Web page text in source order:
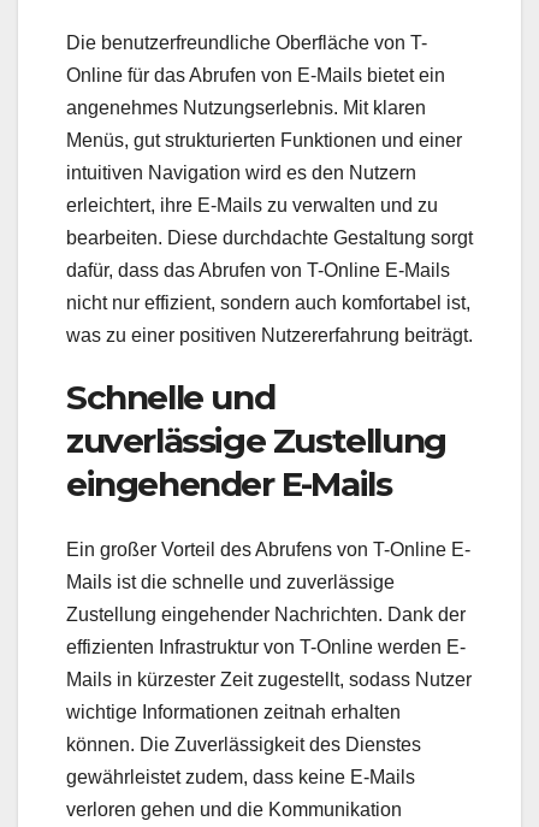
Die benutzerfreundliche Oberfläche von T-
Online für das Abrufen von E-Mails bietet ein
angenehmes Nutzungserlebnis. Mit klaren
Menüs, gut strukturierten Funktionen und einer
intuitiven Navigation wird es den Nutzern
erleichtert, ihre E-Mails zu verwalten und zu
bearbeiten. Diese durchdachte Gestaltung sorgt
dafür, dass das Abrufen von T-Online E-Mails
nicht nur effizient, sondern auch komfortabel ist,
was zu einer positiven Nutzererfahrung beiträgt.
Schnelle und
zuverlässige Zustellung
eingehender E-Mails
Ein großer Vorteil des Abrufens von T-Online E-
Mails ist die schnelle und zuverlässige
Zustellung eingehender Nachrichten. Dank der
effizienten Infrastruktur von T-Online werden E-
Mails in kürzester Zeit zugestellt, sodass Nutzer
wichtige Informationen zeitnah erhalten
können. Die Zuverlässigkeit des Dienstes
gewährleistet zudem, dass keine E-Mails
verloren gehen und die Kommunikation